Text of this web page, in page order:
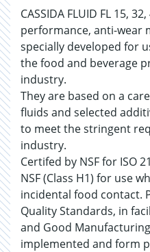
CASSIDA FLUID FL 15,
performance, anti-wear
specially developed for
the food and beverage
industry.
They are based on a
fluids and selected
to meet the stringent
industry.
Certifed by NSF for ISO
NSF (Class H1) for use
incidental food contact.
Quality Standards, in
and Good
implemented and form